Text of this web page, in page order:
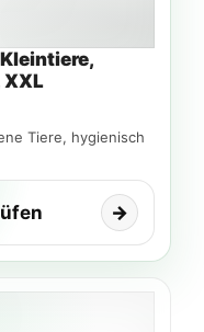
XXL
Tiere, hygienisch
→